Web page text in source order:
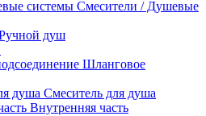
Смесители / Душевые
душ
Шланговое
Смеситель для душа
Внутренняя часть